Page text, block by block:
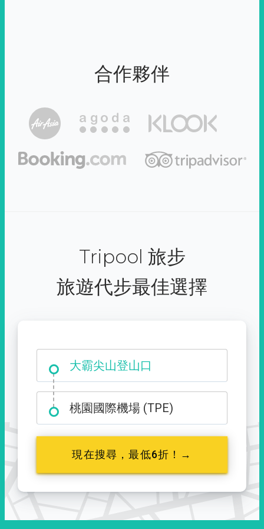
合作夥伴
Tripool 旅步
旅遊代步最佳選擇
大霸尖山登山口
桃園國際機場 (TPE)
現在搜尋，最低6折！→